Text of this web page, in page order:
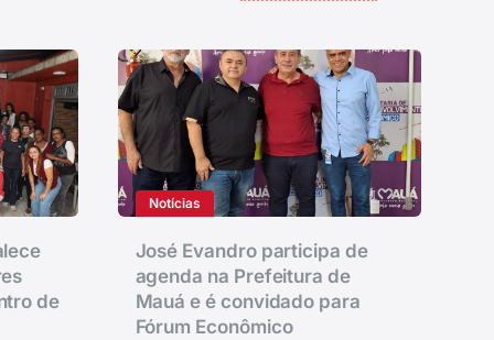
de
Notícias
José Evandro participa de
agenda na Prefeitura de
Mauá e é convidado para
Fórum Econômico